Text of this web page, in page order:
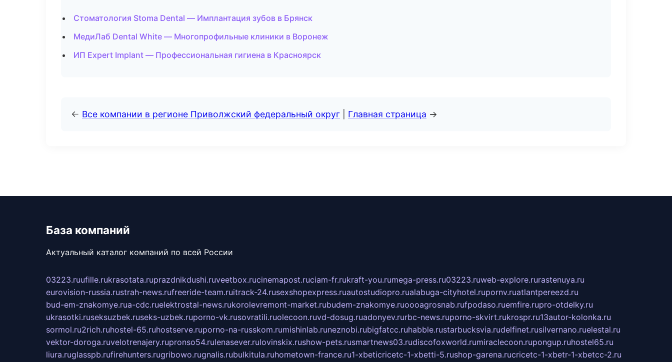
Стоматология Stoma Dental — Имплантация зубов в Брянск
МедиЛаб Dental White — Многопрофильные клиники в Воронеж
ИП Expert Implant — Профессиональная гигиена в Красноярск
← Все компании в регионе Приволжский федеральный округ Главная страница →
База компаний
Актуальный каталог компаний по всей России
03223.ruufille.rukrasotata.ruprazdnikdushi.ruveetbox.rucinemapost.ruciam-fr.rukraft-you.rumega-press.ru03223.ruweb-explore.rurastenuya.ru
eurovision-russia.rustrah-news.rufreeride-team.ruitrack-24.rusexshopexpress.ruautostudiopro.rualabuga-cityhotel.rupornv.ruatlantpereezd.ru
bud-em-znakomye.rua-cdc.ruelektrostal-news.rukorolevremont-market.rubudem-znakomye.ruoooagrosnab.rufpodaso.ruemfire.rupro-otdelky.ru
ukrasotki.ruseksuzbek.ruseks-uzbek.ruporno-vk.rusovratili.ruolecoon.ruvd-dosug.ruadonyev.rurbc-news.ruporno-skvirt.rukrospr.ru13autor-kolonka.ru
sormol.ru2rich.ruhostel-65.ruhostserve.ruporno-na-russkom.rumishinlab.runeznobi.rubigfatcc.ruhabble.rustarbucksvia.rudelfinet.rusilvernano.ruelestal.ru
vektor-doroga.ruvelotrenajery.rupronso54.rulenasever.rulovinskix.rushow-pets.rusmartnews03.rudiscofoxworld.rumiraclecoon.rupongup.ruhostel65.ru
liura.ruglasspb.rufirehunters.rugribowo.rugnalis.rubulkitula.ruhometown-france.ru1-xbeticricetc-1-xbetti-5.rushop-garena.rucricetc-1-xbetr-1-xbetcc-2.ru